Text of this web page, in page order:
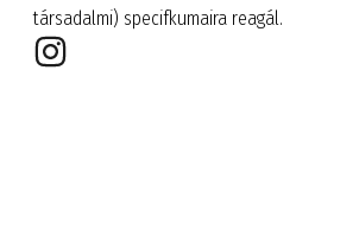
társadalmi) specifkumaira reagál.